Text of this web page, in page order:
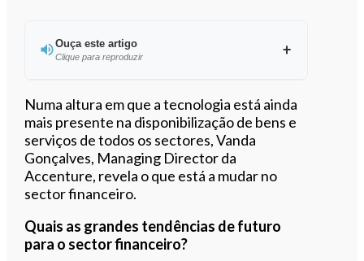
Ouça este artigo
Clique para reproduzir
Ouvir este artigo
Numa altura em que a tecnologia está ainda
mais presente na disponibilização de bens e
serviços de todos os sectores, Vanda
Gonçalves, Managing Director da
Accenture, revela o que está a mudar no
sector financeiro.
Quais as grandes tendências de futuro
para o sector financeiro?